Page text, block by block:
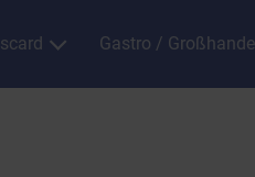
Gastro /